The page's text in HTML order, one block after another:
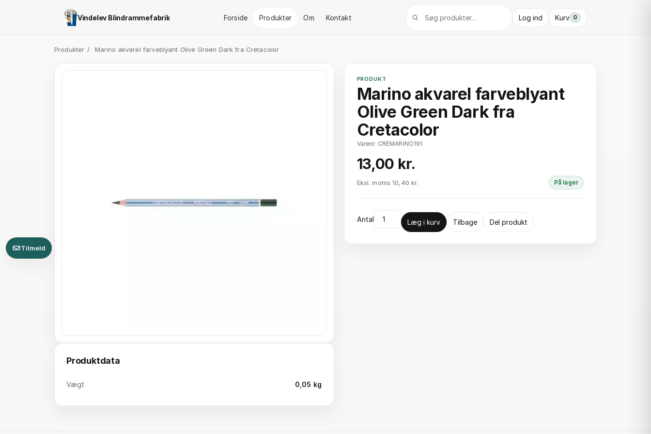
Vindelev Blindrammefabrik Forside Produkter Om Kontakt Log ind Kurv 0
Produkter / Marino akvarel farveblyant Olive Green Dark fra Cretacolor
Produktdata
Vægt 0,05 kg
PRODUKT
Marino akvarel farveblyant
Olive Green Dark fra
Cretacolor
Varenr: CREMARINO191
13,00 kr.
Eksl. moms 10,40 kr. På lager
Antal Læg i kurv Tilbage Del produkt
Tilmeld